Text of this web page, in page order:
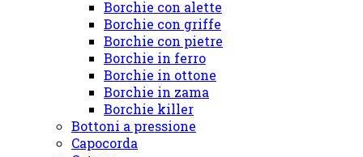
Borchie con alette
Borchie con griffe
Borchie con pietre
Borchie in ferro
Borchie in ottone
Borchie in zama
Borchie killer
Bottoni a pressione
Capocorda